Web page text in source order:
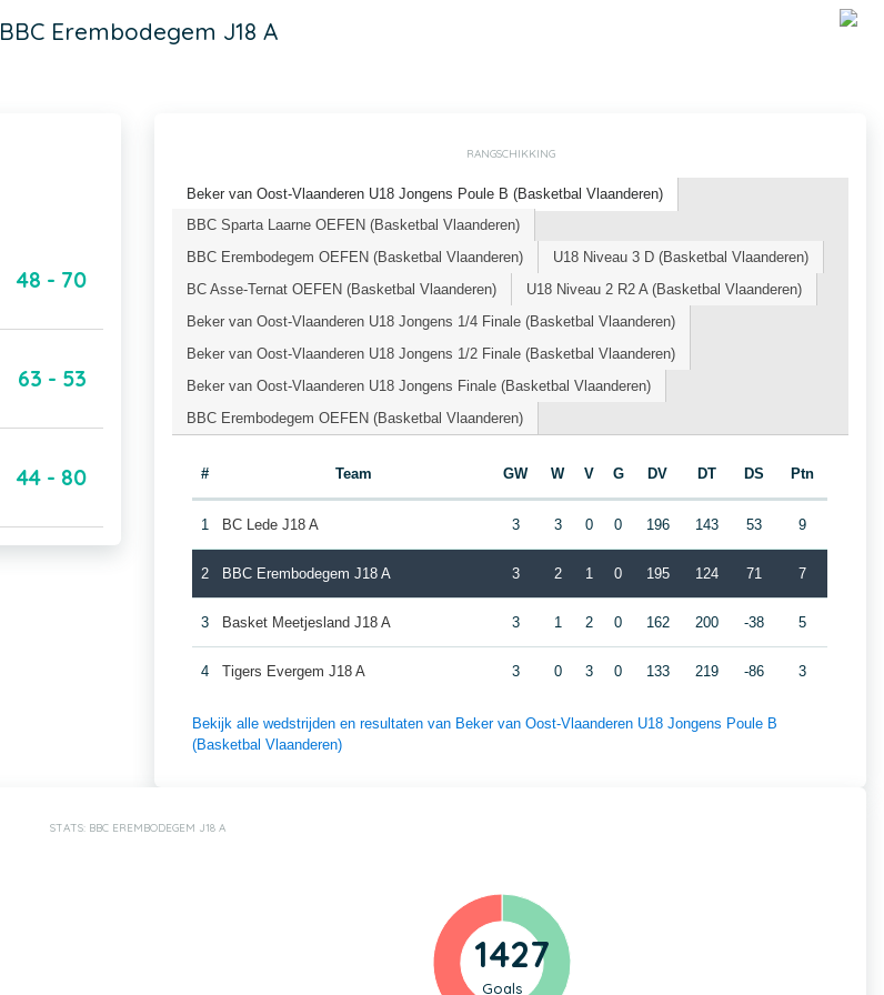
BBC Erembodegem J18 A
48 - 70
63 - 53
44 - 80
RANGSCHIKKING
Beker van Oost-Vlaanderen U18 Jongens Poule B (Basketbal Vlaanderen)
BBC Sparta Laarne OEFEN (Basketbal Vlaanderen)
BBC Erembodegem OEFEN (Basketbal Vlaanderen)
U18 Niveau 3 D (Basketbal Vlaanderen)
BC Asse-Ternat OEFEN (Basketbal Vlaanderen)
U18 Niveau 2 R2 A (Basketbal Vlaanderen)
Beker van Oost-Vlaanderen U18 Jongens 1/4 Finale (Basketbal Vlaanderen)
Beker van Oost-Vlaanderen U18 Jongens 1/2 Finale (Basketbal Vlaanderen)
Beker van Oost-Vlaanderen U18 Jongens Finale (Basketbal Vlaanderen)
BBC Erembodegem OEFEN (Basketbal Vlaanderen)
# Team GW W V G DV DT DS Ptn
1 BC Lede J18 A 3 3 0 0 196 143 53 9
2 BBC Erembodegem J18 A 3 2 1 0 195 124 71 7
3 Basket Meetjesland J18 A 3 1 2 0 162 200 -38 5
4 Tigers Evergem J18 A 3 0 3 0 133 219 -86 3
Bekijk alle wedstrijden en resultaten van Beker van Oost-Vlaanderen U18 Jongens Poule B
(Basketbal Vlaanderen)
STATS: BBC EREMBODEGEM J18 A
1427
Goals